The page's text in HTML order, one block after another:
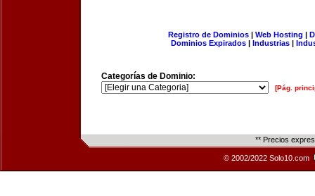
Registro de Dominios| Web Hosting |
Dominios Expirados | Industrias |
Categorías de Dominio:
[Pág.
** Precios
© 2002/2022 Solo10.com